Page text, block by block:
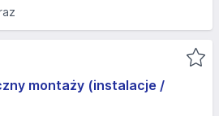
montaży (instalacje /